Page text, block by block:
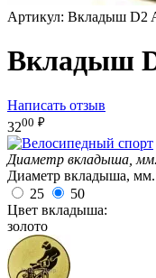
Артикул: Вкладыш D2
Вкладыш
Написать отзыв
3200 ₽
Диаметр вкладыша, мм.
Диаметр вкладыша,
25
50
Цвет вкладыша:
золото